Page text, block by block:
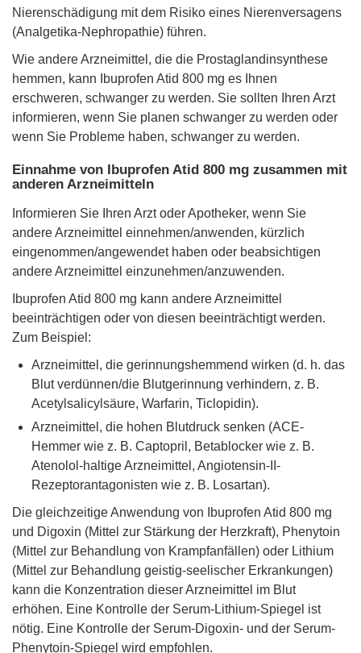
Nierenschädigung mit dem Risiko eines Nierenversagens
(Analgetika-Nephropathie) führen.
Wie andere Arzneimittel, die die Prostaglandinsynthese
hemmen, kann Ibuprofen Atid 800 mg es Ihnen
erschweren, schwanger zu werden. Sie sollten Ihren Arzt
informieren, wenn Sie planen schwanger zu werden oder
wenn Sie Probleme haben, schwanger zu werden.
Einnahme von Ibuprofen Atid 800 mg zusammen mit
anderen Arzneimitteln
Informieren Sie Ihren Arzt oder Apotheker, wenn Sie
andere Arzneimittel einnehmen/anwenden, kürzlich
eingenommen/angewendet haben oder beabsichtigen
andere Arzneimittel einzunehmen/anzuwenden.
Ibuprofen Atid 800 mg kann andere Arzneimittel
beeinträchtigen oder von diesen beeinträchtigt werden.
Zum Beispiel:
Arzneimittel, die gerinnungshemmend wirken (d. h. das
Blut verdünnen/die Blutgerinnung verhindern, z. B.
Acetylsalicylsäure, Warfarin, Ticlopidin).
Arzneimittel, die hohen Blutdruck senken (ACE-
Hemmer wie z. B. Captopril, Betablocker wie z. B.
Atenolol-haltige Arzneimittel, Angiotensin-II-
Rezeptorantagonisten wie z. B. Losartan).
Die gleichzeitige Anwendung von Ibuprofen Atid 800 mg
und Digoxin (Mittel zur Stärkung der Herzkraft), Phenytoin
(Mittel zur Behandlung von Krampfanfällen) oder Lithium
(Mittel zur Behandlung geistig-seelischer Erkrankungen)
kann die Konzentration dieser Arzneimittel im Blut
erhöhen. Eine Kontrolle der Serum-Lithium-Spiegel ist
nötig. Eine Kontrolle der Serum-Digoxin- und der Serum-
Phenytoin-Spiegel wird empfohlen.